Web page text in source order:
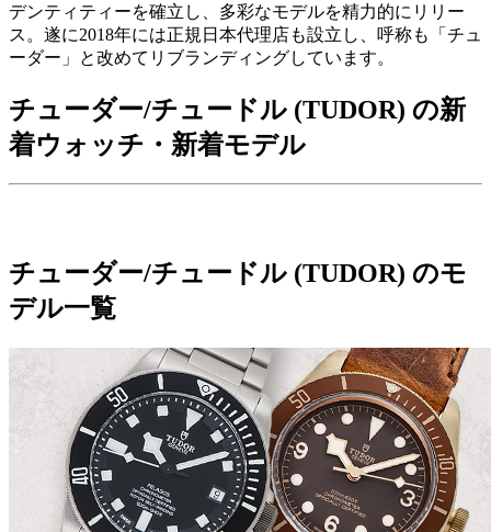
デンティティーを確立し、多彩なモデルを精力的にリリー
ス。遂に2018年には正規日本代理店も設立し、呼称も「チュ
ーダー」と改めてリブランディングしています。
チューダー/チュードル (TUDOR) の新
着ウォッチ・新着モデル
チューダー/チュードル (TUDOR) のモ
デル一覧